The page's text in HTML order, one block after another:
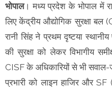
भोपाल। मध्य प्रदेश के भोपाल में
लिए केंद्रीय औद्योगिक सुरक्षा बल
रानी सिंह ने प्रथम दृष्टया स्थानीय
की सुरक्षा को लेकर विभागीय
CISF के अधिकारियों से भी
प्रभारी को लाइन हाजिर और